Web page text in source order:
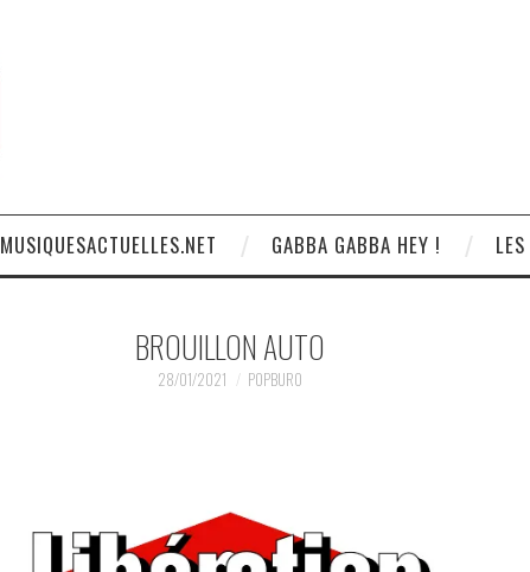
MUSIQUESACTUELLES.NET GABBA GABBA HEY !
BROUILLON AUTO
28/01/2021 POPBURO